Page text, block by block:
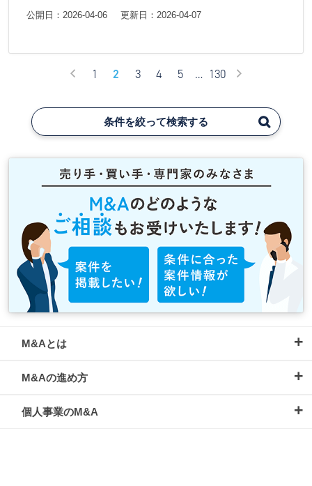
公開日：2026-04-06 更新日：2026-04-07
1 2 3 4 5 … 130
条件を絞って検索する
M&Aとは
M&Aの進め方
個人事業のM&A